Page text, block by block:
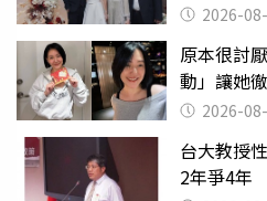
2026-
原本很討
動」讓她
2026-
台大教授
2年爭4年